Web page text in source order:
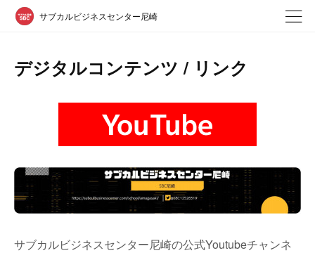
サブカルビジネスセンター尼崎
デジタルコンテンツ / リンク
サブカルビジネスセンター尼崎の公式Youtubeチャンネ